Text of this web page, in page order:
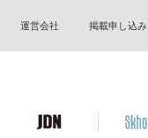
運営会社 掲載申し込み